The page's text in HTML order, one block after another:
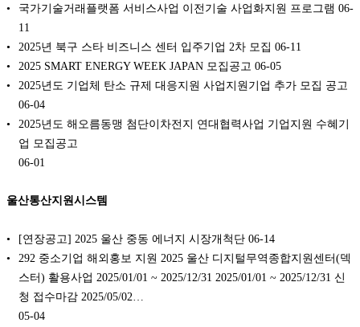
국가기술거래플랫폼 서비스사업 이전기술 사업화지원 프로그램 06-
11
2025년 북구 스타 비즈니스 센터 입주기업 2차 모집 06-11
2025 SMART ENERGY WEEK JAPAN 모집공고 06-05
2025년도 기업체 탄소 규제 대응지원 사업지원기업 추가 모집 공고
06-04
2025년도 해오름동맹 첨단이차전지 연대협력사업 기업지원 수혜기
업 모집공고
06-01
울산통산지원시스템
[연장공고] 2025 울산 중동 에너지 시장개척단 06-14
292 중소기업 해외홍보 지원 2025 울산 디지털무역종합지원센터(덱
스터) 활용사업 2025/01/01 ~ 2025/12/31 2025/01/01 ~ 2025/12/31 신
청 접수마감 2025/05/02…
05-04